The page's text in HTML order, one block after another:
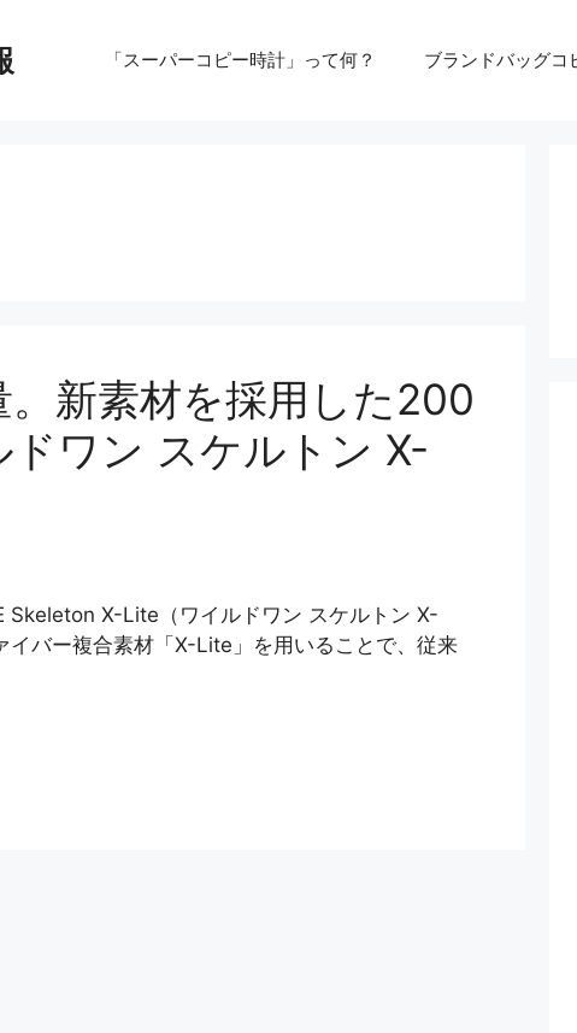
「スーパーコピー時計」って何？ ブランドバッグコ
。新素材を採用した200
ワン スケルトン X-
Skeleton X-Lite（ワイルドワン スケルトン X-
バー複合素材「X-Lite」を用いることで、従来